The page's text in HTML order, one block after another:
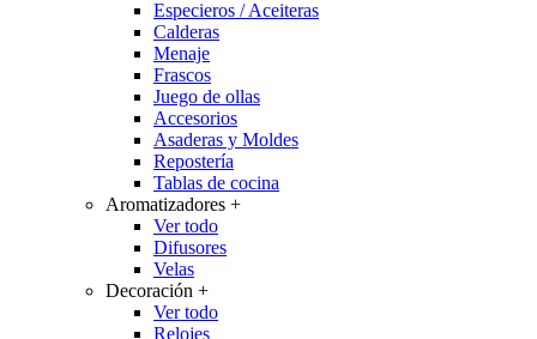
Especieros / Aceiteras
Calderas
Menaje
Frascos
Juego de ollas
Accesorios
Asaderas y Moldes
Repostería
Tablas de cocina
Aromatizadores +
Ver todo
Difusores
Velas
Decoración +
Ver todo
Relojes